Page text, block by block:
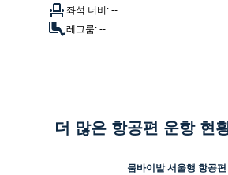
좌석 너비: --
레그룸: --
더 많은 항공편 운항 현
뭄바이발 서울행 항공편